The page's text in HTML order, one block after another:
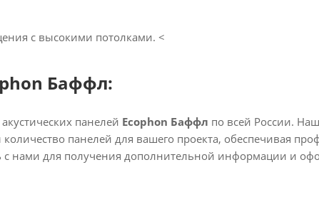
с высокими потолками.​ <
Баффл:
панелей Ecophon Баффл по всей России.
панелей для вашего проекта, обеспечивая
с нами для получения дополнительной информации и